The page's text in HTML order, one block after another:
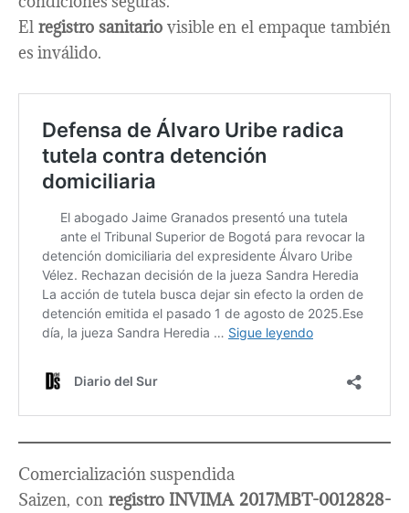
El registro sanitariovisible en el empaque también
es inválido.
Comercialización suspendida
Saizen, con registro INVIMA 2017MBT-0012828-